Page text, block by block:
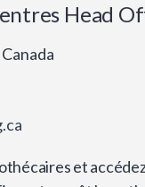
Head
et